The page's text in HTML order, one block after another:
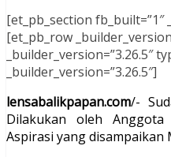
[et_pb_section fb_built=”1″
[et_pb_row
_builder_version=”3.26.5″
_builder_version=”3.26.5″]
lensabalikpapan.com/-
Dilakukan oleh Anggota
Aspirasi yang disampaikan